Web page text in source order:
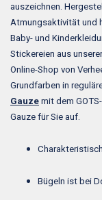
auszeichnen.
Atmungsaktivität und
Baby- und
Stickereien aus
Online-Shop von
Grundfarben in
Gauze mit dem
Gauze für Sie auf.
Bügeln ist bei